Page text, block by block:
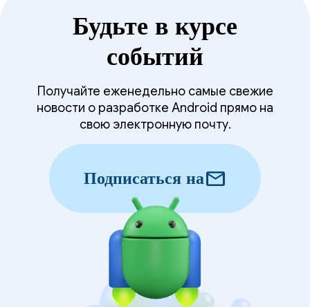
Будьте в курсе
событий
Получайте еженедельно самые свежие
новости о разработке Android прямо на
свою электронную почту.
Подписаться наmail